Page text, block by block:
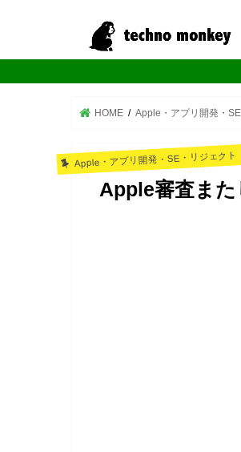
HOME Apple・アプリ開発・
Apple・アプリ開発・SE・リジェクト
Apple審査また